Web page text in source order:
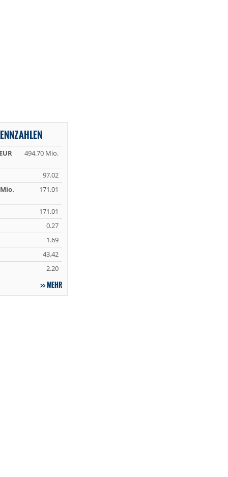
494.70 Mio.
97.02
171.01
171.01
0.27
1.69
43.42
2.20
MEHR